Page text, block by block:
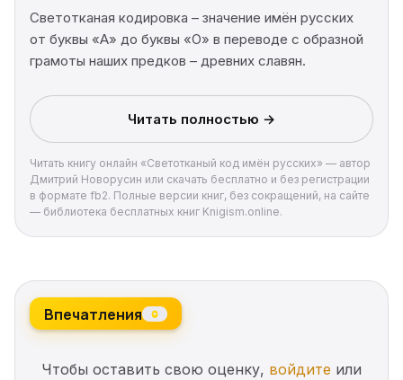
Светотканая кодировка – значение имён русских
от буквы «А» до буквы «О» в переводе с образной
грамоты наших предков – древних славян.
Читать полностью →
Читать книгу онлайн «Светотканый код имён русских» — автор
Дмитрий Новорусин или скачать бесплатно и без регистрации
в формате fb2. Полные версии книг, без сокращений, на сайте
— библиотека бесплатных книг Knigism.online.
Впечатления 0
Чтобы оставить свою оценку, войдите или